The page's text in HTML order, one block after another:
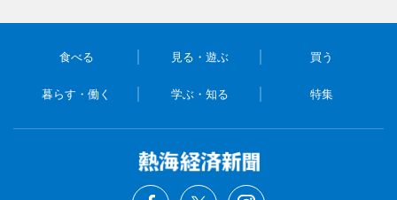
食べる 見る・遊ぶ 買う
暮らす・働く 学ぶ・知る 特集